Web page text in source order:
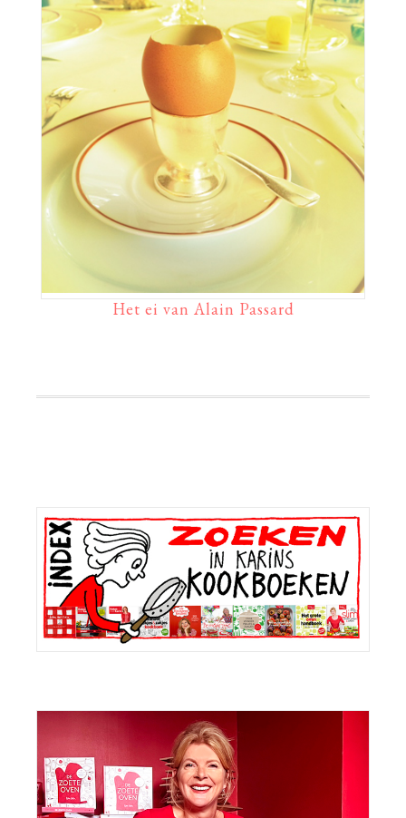
Het ei van Alain Passard
Primaire
Sidebar